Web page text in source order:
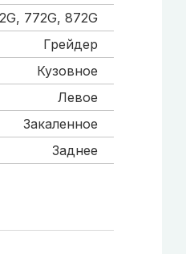
772G, 872G
Грейдер
Кузовное
Левое
Закаленное
Заднее